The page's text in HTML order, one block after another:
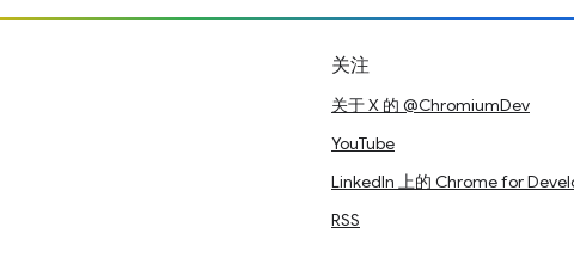
关注
关于 X 的 @ChromiumDev
YouTube
LinkedIn 上的 Chrome for
RSS